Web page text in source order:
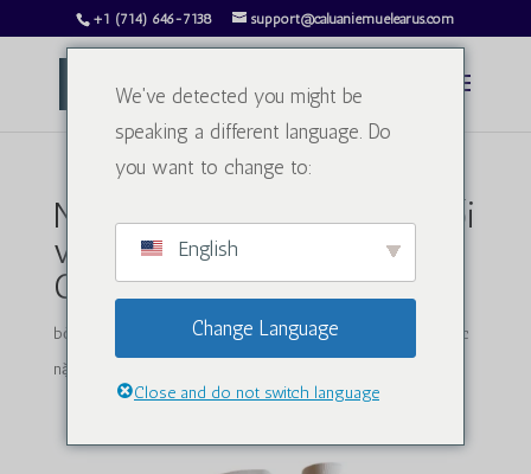
+1 (714) 646-7138 support@caluaniemuelearus.com
Nhu cầu ngày càng tăng đối
với Caluanie Muelear
Oxidize ở Kazakhstan
bởi charlesphillips3813@gmail.com|Th1 12, 2025
Nước
nặng
We've detected you might be
speaking a different language. Do
you want to change to:
English
Change Language
Close and do not switch language